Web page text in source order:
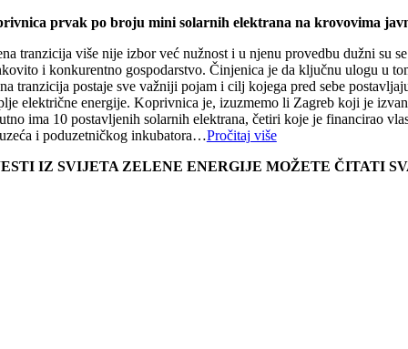
prvak po broju mini solarnih elektrana na krovovima
tranzicija više nije izbor već nužnost i u njenu provedbu dužni su
i konkurentno gospodarstvo. Činjenica je da ključnu ulogu u
tranzicija postaje sve važniji pojam i cilj kojega pred sebe
električne energije. Koprivnica je, izuzmemo li Zagreb koji je
ima 10 postavljenih solarnih elektrana, četiri koje je financirao
i poduzetničkog inkubatora…Pročitaj više
IZ SVIJETA ZELENE ENERGIJE MOŽETE ČITATI